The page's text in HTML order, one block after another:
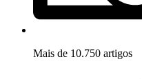
Mais de 10.750 artigos